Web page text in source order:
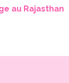
au Rajasthan